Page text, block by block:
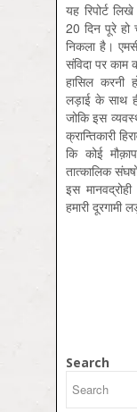
यह रिपोर्ट
20 दिन पूरे
निकला है।
संविदा पर काम
हासिल करनी
लड़ाई के साथ
जोकि इस
क्रान्तिकारी
कि कोई
तात्कालिक
इस
हमारी
Search